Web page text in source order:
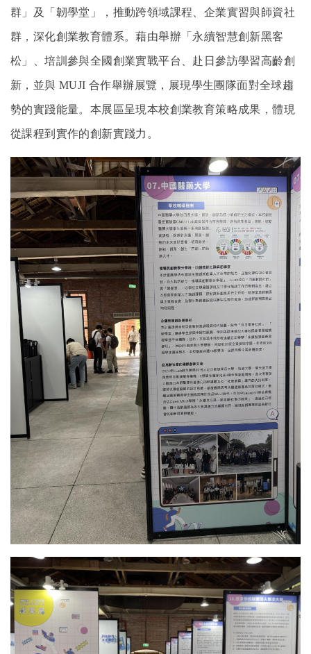
群」及「韌學堂」，推動跨領域課程、企業實習與師資社
群，深化創業教育體系。藉由舉辦「永續智慧創新黑客
松」、培訓參與全國創業實戰平台、赴日參訪學習高齡創
新，並與 MUJI合作舉辦展覽，展現學生團隊面對全球趨
勢的實踐能量。本展區呈現本校創業教育策略成果，體現
從課程到實作的創新實踐力。